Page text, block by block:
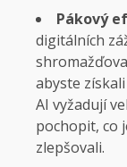
Pákový
digitálních
abyste
AI vyžadují
pochopit, co
zlepšovali.